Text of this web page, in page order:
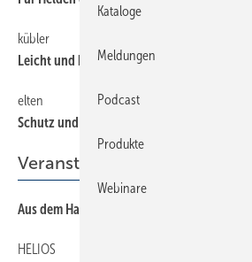
kübler
Leicht und bequem mit Stretch
elten
Schutz und Komfort für anspruchsvolle Füße
Veranstaltungen
Aus dem Handwerk fürs Handwerk
HELIOS
Kataloge
Meldungen
Podcast
Produkte
Webinare